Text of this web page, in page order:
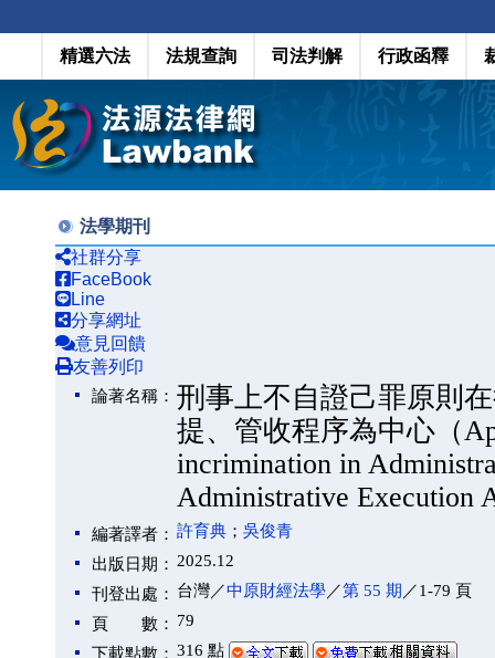
精選六法 法規查詢 司法判解 行政函釋
法學期刊
社群分享
FaceBook
Line
分享網址
意見回饋
友善列印
論著名稱： 刑事上不自證己罪原則
提、管收程序為中心（
incrimination in
Administrative Execution
編著譯者： 許育典 ； 吳俊青
出版日期： 2025.12
刊登出處： 台灣／中原財經法學／第 55 期 ／1-79 頁
頁 數： 79
下載點數： 316 點